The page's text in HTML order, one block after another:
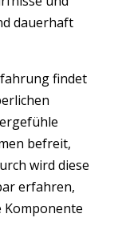
dauerhaft
findet
befreit,
wird diese
erfahren,
Komponente